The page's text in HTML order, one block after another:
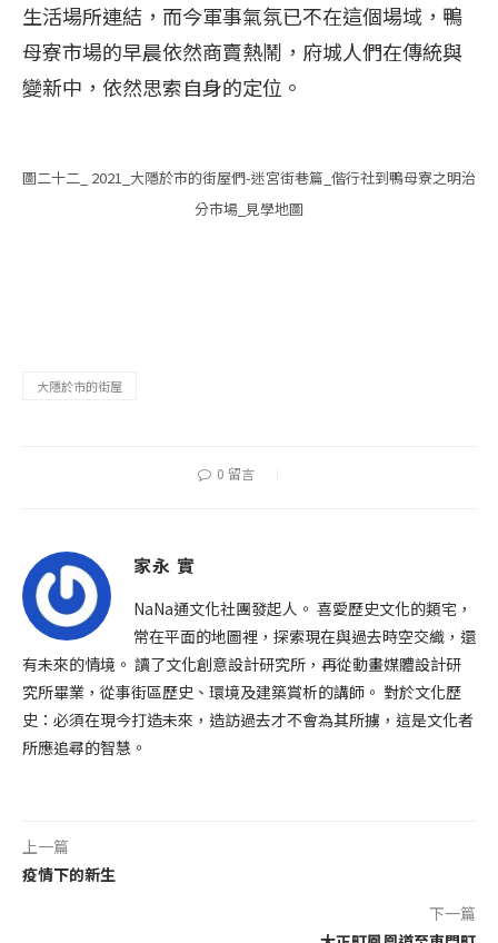
生活場所連結，而今軍事氣氛已不在這個場域，鴨
母寮市場的早晨依然商賣熱鬧，府城人們在傳統與
變新中，依然思索自身的定位。
圖二十二_ 2021_大隱於市的街屋們-迷宮街巷篇_偕行社到鴨母寮之明治
分市場_見學地圖
大隱於市的街屋
0 留言
家永 實
NaNa通文化社團發起人。 喜愛歷史文化的類宅，
常在平面的地圖裡，探索現在與過去時空交織，還
有未來的情境。 讀了文化創意設計研究所，再從動畫媒體設計研
究所畢業，從事街區歷史、環境及建築賞析的講師。 對於文化歷
史：必須在現今打造未來，造訪過去才不會為其所擄，這是文化者
所應追尋的智慧。
上一篇
疫情下的新生
下一篇